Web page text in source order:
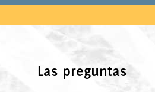
Las preguntas